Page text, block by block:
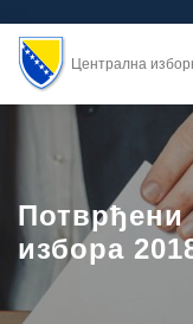
Централна
Потврђени
избора